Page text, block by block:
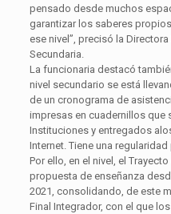
pensado desde muchos
garantizar los saberes
ese nivel”, precisó la
Secundaria.
La funcionaria destacó
nivel secundario se está
de un cronograma de
impresas en cuadernillos que
Instituciones y entregados
Internet. Tiene una
Por ello, en el nivel, el
propuesta de enseñanza
2021, consolidando, de este
Final Integrador, con el que